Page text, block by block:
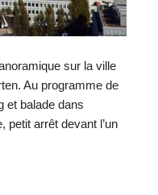
sur la ville
Au programme de
et balade dans
arrêt devant l’un